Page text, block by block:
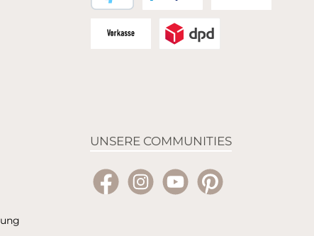
UNSERE COMMUNITIES
FacebookInstagramYouTubePinterest